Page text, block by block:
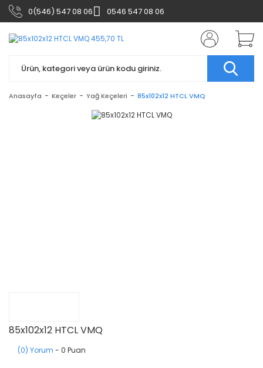
0(546) 547 08 06 0546 547 08 06
Anasayfa Keçeler Yağ Keçeleri 85x102x12 HTCL VMQ
85x102x12 HTCL VMQ
(0) Yorum - 0 Puan